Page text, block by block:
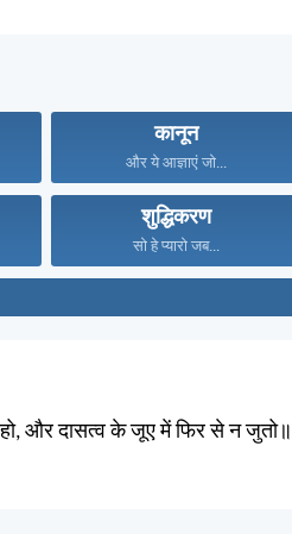
कानून
और ये आज्ञाएं जो...
शुद्धिकरण
सो हे प्यारो जब...
और दासत्व के जूए में फिर से न जुतो॥